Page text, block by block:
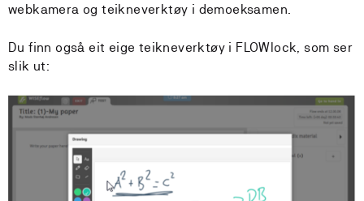
webkamera og teikneverktøy i demoeksamen.
Du finn også eit eige teikneverktøy i FLOWlock, som ser
slik ut: